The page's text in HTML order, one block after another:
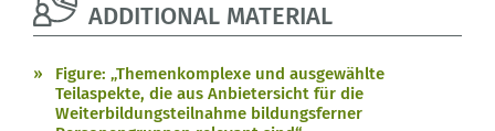
ADDITIONAL MATERIAL
Figure: „Themenkomplexe und ausgewählte
Teilaspekte, die aus Anbietersicht für die
Weiterbildungsteilnahme bildungsferner